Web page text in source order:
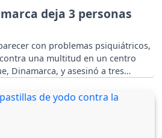
deja 3 personas
con problemas psiquiátricos,
una multitud en un centro
Dinamarca, y asesinó a tres